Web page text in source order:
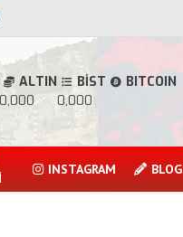
ALTIN
0,000
BİST
0,000
BITCOIN
INSTAGRAM BLOG